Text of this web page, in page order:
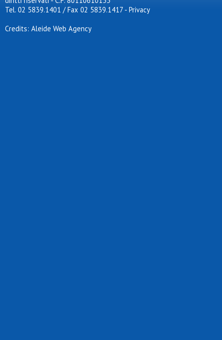
Tel. 02 5839.1401 / Fax 02 5839.1417 - Privacy
Credits: Aleide Web Agency